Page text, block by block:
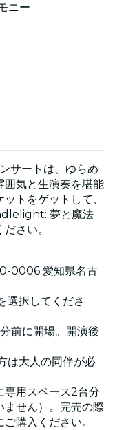
ニー
サートは、ゆらめ
囲気と生演奏を堪能
トをゲットして、
夢と魔法
さい。
0006 愛知県名古
選択してくださ
前に開場。開演後
は大人の同伴が必
専用スペース2台分
ません）。完売の際
購入ください。